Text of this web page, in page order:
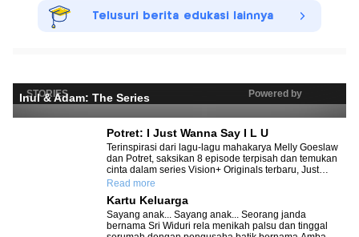
Telusuri berita edukasi lainnya